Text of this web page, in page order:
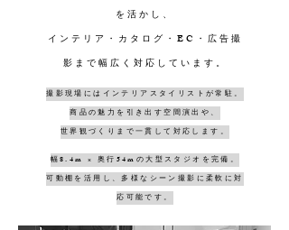
を活かし、
インテリア・カタログ・EC・広告撮
影まで幅広く対応しています。
撮影現場にはインテリアスタイリストが常駐。
商品の魅力を引き出す空間演出や、
世界観づくりまで一貫して対応します。
幅8.4m × 奥行54mの大型スタジオを完備。
可動棚を活用し、多様なシーン撮影に柔軟に対
応可能です。